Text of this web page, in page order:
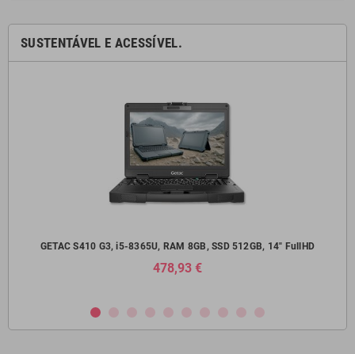
SUSTENTÁVEL E ACESSÍVEL.
GETAC S410 G3, i5-8365U, RAM 8GB, SSD 512GB, 14" FullHD
478,93 €